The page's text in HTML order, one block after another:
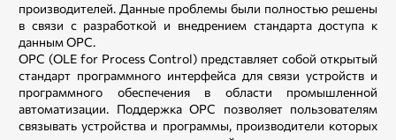
производителей. Данные проблемы были полностью решены
в связи с разработкой и внедрением стандарта доступа к
данным OPC.
OPC (OLE for Process Control) представляет собой открытый
стандарт программного интерфейса для связи устройств и
программного обеспечения в области промышленной
автоматизации. Поддержка OPC позволяет пользователям
связывать устройства и программы, производители которых